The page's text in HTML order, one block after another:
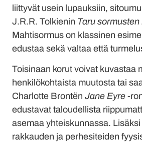
liittyvät usein lupauksiin,
J.R.R. Tolkienin Taru
Mahtisormus on klassinen
edustaa sekä valtaa että
Toisinaan korut voivat kuvastaa
henkilökohtaista muutosta tai
Charlotte Brontën Jane Eyre -
edustavat taloudellista
asemaa yhteiskunnassa.
rakkauden ja perhesiteiden